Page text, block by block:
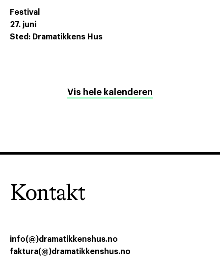
Festival
27. juni
Sted: Dramatikkens Hus
Vis hele kalenderen
Kontakt
info(@)dramatikkenshus.no
faktura(@)dramatikkenshus.no